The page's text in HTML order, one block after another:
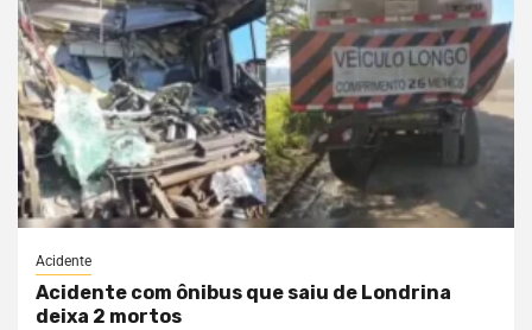
Acidente
Acidente com ônibus que saiu de Londrina
deixa 2 mortos